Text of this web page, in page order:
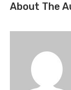
About The